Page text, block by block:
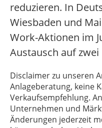
reduzieren. In
Wiesbaden und
Work-Aktionen im
Austausch auf zwei
Disclaimer zu unseren
Anlageberatung, keine
Verkaufsempfehlung.
Unternehmen und
Änderungen jederzeit